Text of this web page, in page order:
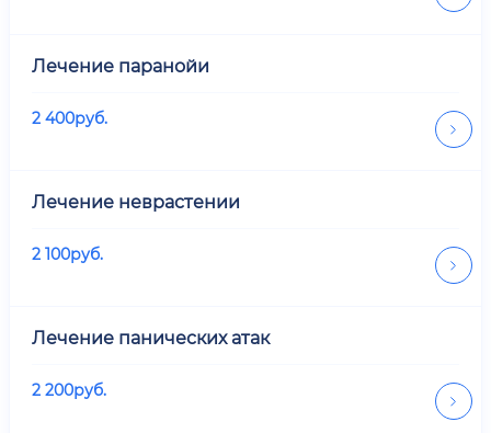
Лечение паранойи
2 400руб.
Лечение неврастении
2 100руб.
Лечение панических атак
2 200руб.